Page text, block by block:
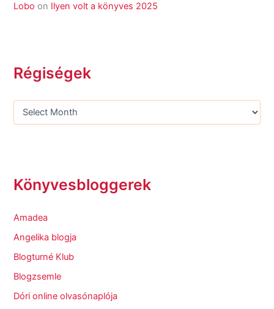
Lobo on Ilyen volt a könyves 2025
Régiségek
Könyvesbloggerek
Amadea
Angelika blogja
Blogturné Klub
Blogzsemle
Dóri online olvasónaplója